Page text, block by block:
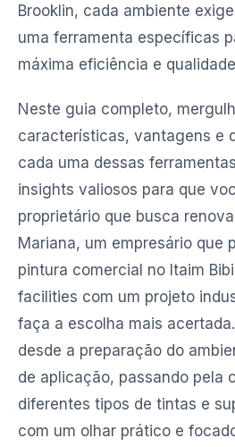
Brooklin, cada ambiente
uma ferramenta específicas
máxima eficiência e
Neste guia completo,
características, vantagens e
cada uma dessas
insights valiosos para que
proprietário que busca
Mariana, um empresário que
pintura comercial no Itaim
facilities com um projeto
faça a escolha mais
desde a preparação do
de aplicação, passando pela
diferentes tipos de tintas e
com um olhar prático e